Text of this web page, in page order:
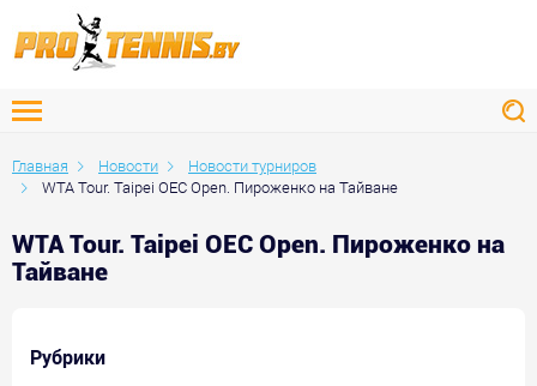
Главная Новости
Новости турниров
WTA Tour. Taipei OEC Open. Пироженко на Тайване
WTA Tour. Taipei OEC Open. Пироженко на
Тайване
Рубрики